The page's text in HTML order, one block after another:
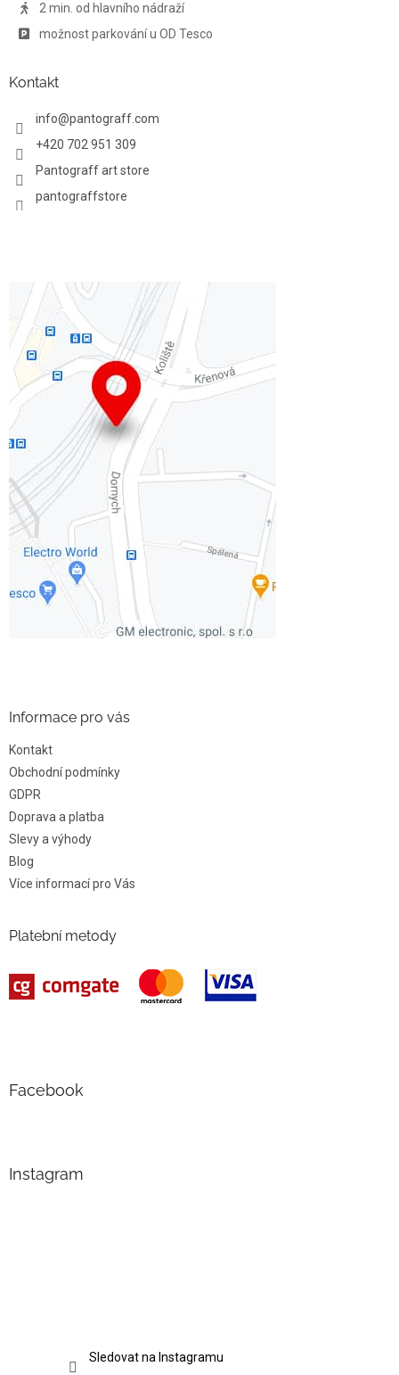
p
i
2 min. od hlavního nádraží
možnost parkování u OD Tesco
Kontakt
info@pantograff.com
+420 702 951 309
Pantograff art store
pantograffstore
Informace pro vás
Kontakt
Obchodní podmínky
GDPR
Doprava a platba
Slevy a výhody
Blog
Více informací pro Vás
Platební metody
Facebook
Instagram
Sledovat na Instagramu